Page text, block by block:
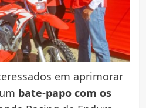
em aprimorar
bate-papo com os